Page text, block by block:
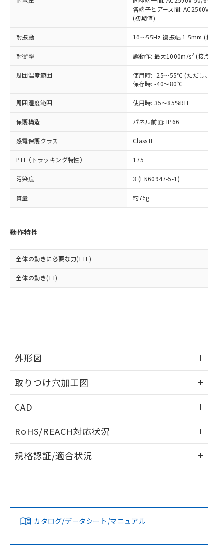
各端子とアース間: AC2500V
(初期値)
耐振動 10～55Hz 複振幅 1.5mm (接
耐衝撃 誤動作: 最大1000m/s2 (接点
周囲温度範囲
使用時: -25～55℃ (ただし、氷
保存時: -40～80℃
周囲湿度範囲 使用時: 35～85%RH
保護構造 パネル前面: IP66
感電保護クラス Class II
PTI（トラッキング特性） 175
汚染度 3 (EN60947-5-1)
質量 約75g
動作特性
全体の動きに必要な力(TTF)
全体の動き(TT)
外形図
取りつけ穴加工図
CAD
ドすることができます。
ログイン/会員登録
ダウンロードデータをご利用いただく前に、以下を必ずお読
みください。
ソフトウェアの使用条件
RoHS/REACH対応状況
EU RoHS 注意事項・凡例
対応済み
規格認証/適合状況
カタログ/データシート/マニュアル
在庫状況および標準価格照会結果は、
記載している更新日時点での社内デー
タに基づき作成されるものであり、閲
覧された時点での実際の在庫および標
準価格とは異なる場合があることをご
正式な納期状況および標準価格はお客
様のお取引先、またはお客様担当のオ
ムロン制御機器販売店・当社販売員に
オムロン制御機器販売店や当社販売拠
販売ネットワーク
」をご確認
在庫状況および標準価格結果を当社の
事前の承諾なく第三者に漏洩または開
示しないようお願いします。
マイパーツ機能（部品リスト作成サー
ビス）をご利用いただくには、I-Web
メンバーズにご登録されている必要が
引・商談に必要な範囲で利用すること
をご了承ください。
※当社の共同利用者とは、
の共同利用に関して"
の「1.共同利
むを得ず変更することがあります。
六価クロム(Cr(Ⅵ)) 1000ppm以下、ポリ臭化ビフェニル
類(PBB) 1000ppm以下、ポリ臭化ジフェニルエーテル類
(PBDE) 1000ppm以下、フタル酸ビス(2-エチルヘキシ
ル) (DEHP)(別名：DOP) 1000ppm以下、フタル酸ブチ
ルベンジル（BBP） 1000ppm以下、フタル酸ジブチル
（DBP） 1000ppm以下、フタル酸ジイソブチル
適用除外項目は除く。
フタル酸エステル類の４物質については閾値を超える意
図的な使用がないことを確認しています。
部品在庫の切り替え状況などにより、予定
月が前後することがあります。
とができます。
51物質の非含有証明書（当社基準）
欄に対応日を記載しておりました。
既に当社にて対応品への在庫切替を完了
していることから、特段のことがない限
り、2022年1月12日より割愛しておりま
す。
「－」：未確認です。当社販売部門へお問
*中国RoHS10物質の基準値 (GB/T26572)：
Pb(鉛) :1000ppm、 Hg(水銀) : 1000ppm、 Cd(カドミウ
Cr(Ⅵ)(六価クロム) : 1000ppm、 PBBs(ポリ臭化ビフェ
DBP(フタル酸ジブチル) : 1000ppm、 DIBP(フタル酸ジ
イソブチル) : 1000ppm、 BBP(フタル酸ブチルベンジ
DEHP(フタル酸ビス(2-エチルヘキシル)) : 1000ppm
※2 環境保護使用期限
「ｅ」：有害物質（10物質）のすべてが基
準値以下であることを示します。
「10」：通常の使用状況下において有害物
質が外部に漏えいし、環境に深刻な影響を
及ぼさない年数を意味します。
「－」：未確認です。当社販売部門へお問
い合わせください。
為替および外国貿易法に定める商品
（以下｢規制貨物等」という）を輸出
または国外への提供する場合は、日本
国政府の輸出許可(または役務取引許
可)を取得するなどの必要な手続きを
当社は規制貨物を破棄する場合は、完
全に破砕するなど、違法に輸出されな
いよう必要な手段を講じます。
当社は貴社製品を、核兵器、ミサイ
ル、化学兵器、生物兵器またはその他
武器並びにこれらの製造装置等に一切
当社は、貴社製品を第三者に販売する
場合は、上記1、2および3の内容を当
該第三者に通知します。また当社は、
販売先および販売に係わる関係者が違
法に輸出するおそれがある場合は、取
り引きをいたしません。
一定数以上の在庫あり
一定数には満たないが在庫あり
在庫なし(最新の在庫状況につ
いては、お客様のお取引先、ま
たはお客様担当のオムロン制御
機器販売店・当社販売員にご確
受注生産機種、また在庫状況の
情報を公開していない機種